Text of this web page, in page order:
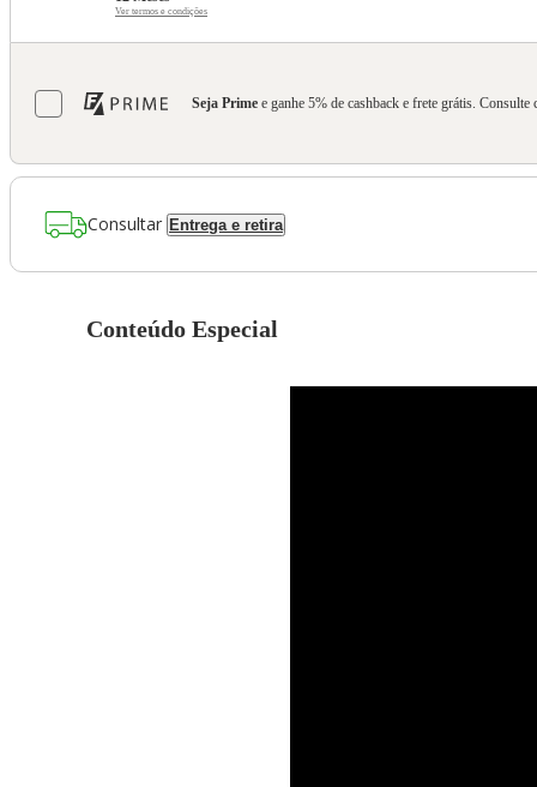
Ver termos e condições
Seja Prime e ganhe 5% de cashback e frete grátis. Consulte
Consultar Entrega e retira
Conteúdo Especial